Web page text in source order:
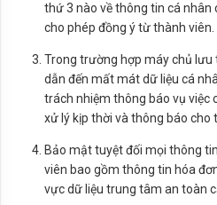
thứ 3 nào về thông tin cá
cho phép đồng ý từ thành viên.
Trong trường hợp máy chủ
dẫn đến mất mát dữ liệu cá
trách nhiệm thông báo vụ việc
xử lý kịp thời và thông báo cho
Bảo mật tuyệt đối mọi thông
viên bao gồm thông tin hóa
vực dữ liệu trung tâm an toàn